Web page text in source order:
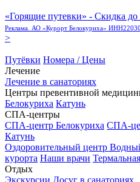
«Горящие путевки» - Скидка до
Реклама. АО «Курорт Белокуриха»
>
Путёвки Номера / Цены
Лечение
Лечение в санаториях
Центры превентивной
Белокуриха Катунь
СПА-центры
СПА-центр Белокуриха СПА-
Катунь
Оздоровительный центр
курорта Наши врачи
Отдых